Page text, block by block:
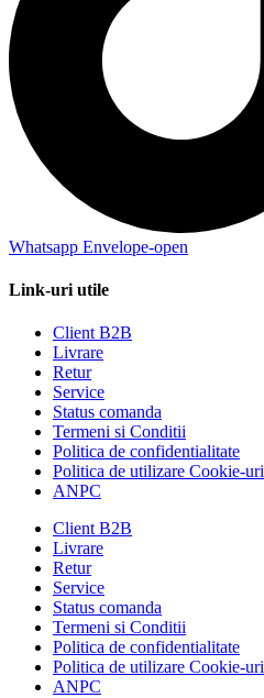
Whatsapp Envelope-open
Link-uri utile
Client B2B
Livrare
Retur
Service
Status comanda
Termeni si Conditii
Politica de confidentialitate
Politica de utilizare Cookie-uri
ANPC
Client B2B
Livrare
Retur
Service
Status comanda
Termeni si Conditii
Politica de confidentialitate
Politica de utilizare Cookie-uri
ANPC